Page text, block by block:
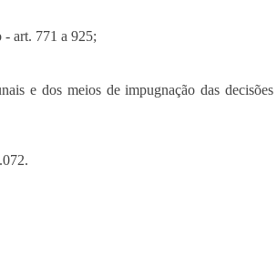
art. 771 a 925;
e dos meios de impugnação das decisões